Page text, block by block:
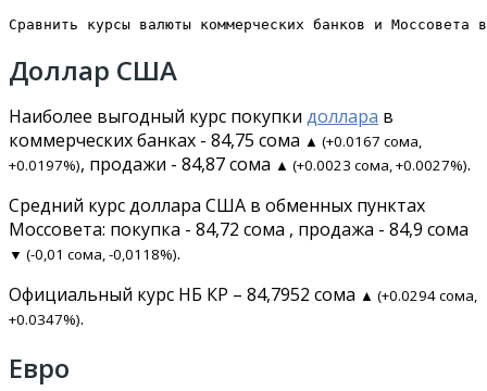
Сравнить курсы валюты коммерческих банков и Моссовета
Доллар США
Наиболее выгодный курс покупки доллара в
коммерческих банках - 84,75 сома ▲ (+0.0167 сома,
+0.0197%), продажи - 84,87 сома ▲ (+0.0023 сома, +0.0027%).
Средний курс доллара США в обменных пунктах
Моссовета: покупка - 84,72 сома , продажа - 84,9 сома
▼ (-0,01 сома, -0,0118%).
Официальный курс НБ КР – 84,7952 сома ▲ (+0.0294 сома,
+0.0347%).
Евро